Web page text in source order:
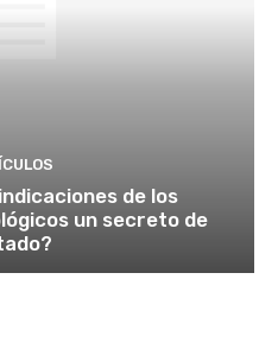
de los
un secreto de